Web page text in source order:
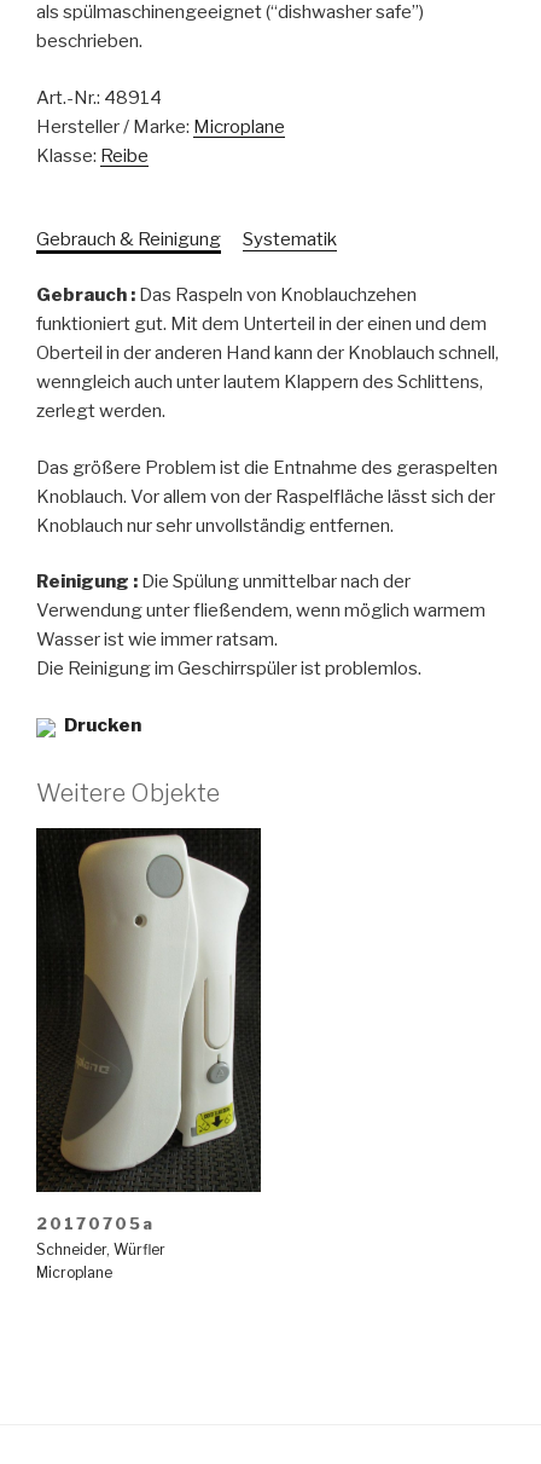
als spülmaschinengeeignet (“dishwasher safe”)
beschrieben.
Art.-Nr.: 48914
Hersteller / Marke: Microplane
Klasse: Reibe
Gebrauch & Reinigung Systematik
Gebrauch : Das Raspeln von Knoblauchzehen
funktioniert gut. Mit dem Unterteil in der einen und dem
Oberteil in der anderen Hand kann der Knoblauch schnell,
wenngleich auch unter lautem Klappern des Schlittens,
zerlegt werden.
Das größere Problem ist die Entnahme des geraspelten
Knoblauch. Vor allem von der Raspelfläche lässt sich der
Knoblauch nur sehr unvollständig entfernen.
Reinigung : Die Spülung unmittelbar nach der
Verwendung unter fließendem, wenn möglich warmem
Wasser ist wie immer ratsam.
Die Reinigung im Geschirrspüler ist problemlos.
Drucken
Weitere Objekte
20170705a
Schneider, Würfler
Microplane